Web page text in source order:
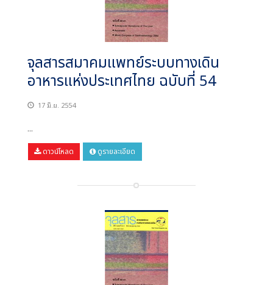
จุลสารสมาคมแพทย์ระบบทางเดิน
อาหารแห่งประเทศไทย ฉบับที่ 54
17 มิ.ย. 2554
...
ดาวน์โหลด ดูรายละเอียด